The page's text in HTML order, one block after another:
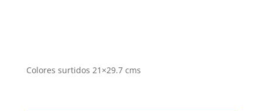
Colores surtidos 21×29.7 cms